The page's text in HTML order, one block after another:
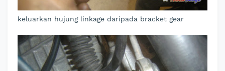
keluarkan hujung linkage daripada bracket gear